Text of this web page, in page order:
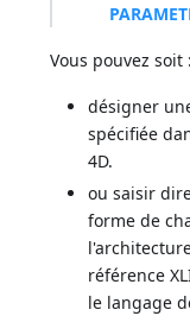
Vous pouvez soit :
désigner
spécifiée
4D.
ou saisir
forme de
référence
le langage